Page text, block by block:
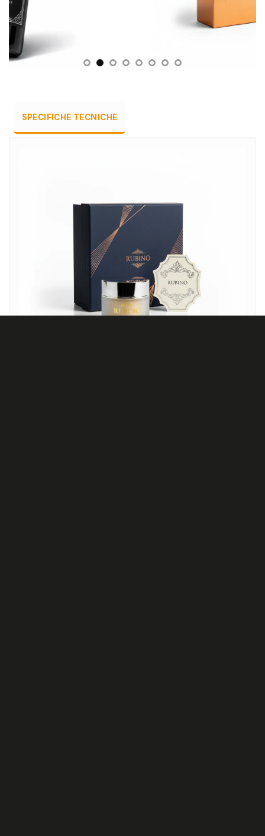
SPECIFICHE TECNICHE